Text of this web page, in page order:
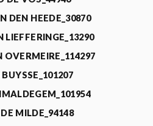
DEN HEEDE_30870
MILDE_94148